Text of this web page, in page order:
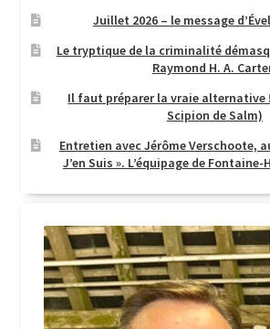
Juillet 2026 – le message
Le tryptique de la criminalité
Raymond H. A.
Il faut préparer la vraie alternative
Scipion de Salm)
Entretien avec Jérôme Verschoote,
J’en Suis ». L’équipage de Fontaine-